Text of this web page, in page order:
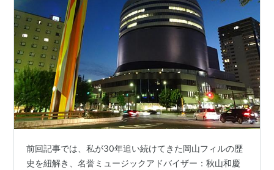
前回記事では、私が30年追い続けてきた岡山フィルの歴
史を紐解き、名誉ミュージックアドバイザー：秋山和慶